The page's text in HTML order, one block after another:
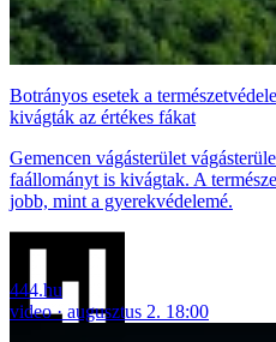
Botrányos esetek a
kivágták az értékes fákat
Gemencen vágásterület
faállományt is kivágtak. A
jobb, mint a gyerekvédelemé.
444.hu
video
augusztus 2. 18:00